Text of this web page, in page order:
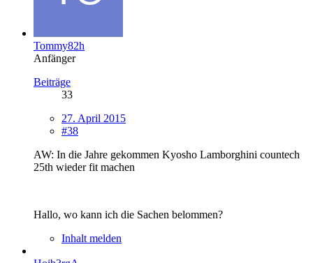
Tommy82h
Anfänger
Beiträge
33
27. April 2015
#38
AW: In die Jahre gekommen Kyosho Lamborghini countech
25th wieder fit machen
Hallo, wo kann ich die Sachen belommen?
Inhalt melden